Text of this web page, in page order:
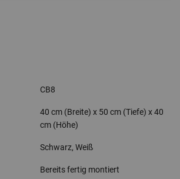
CB8
40 cm (Breite) x 50 cm (Tiefe) x 40
cm (Höhe)
Schwarz, Weiß
Bereits fertig montiert